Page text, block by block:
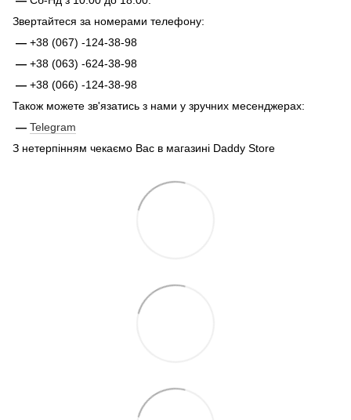
Звертайтеся за номерами телефону:
— +38 (067) -124-38-98
— +38 (063) -624-38-98
— +38 (066) -124-38-98
Також можете зв'язатись з нами у зручних месенджерах:
— Telegram
З нетерпінням чекаємо Вас в магазині Daddy Store